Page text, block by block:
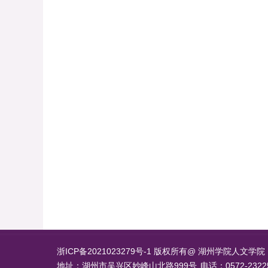
浙ICP备2021023279号-1 版权所有@ 湖州学院人文学院
地址：湖州市吴兴区妙峰山北路999号 电话：0572-